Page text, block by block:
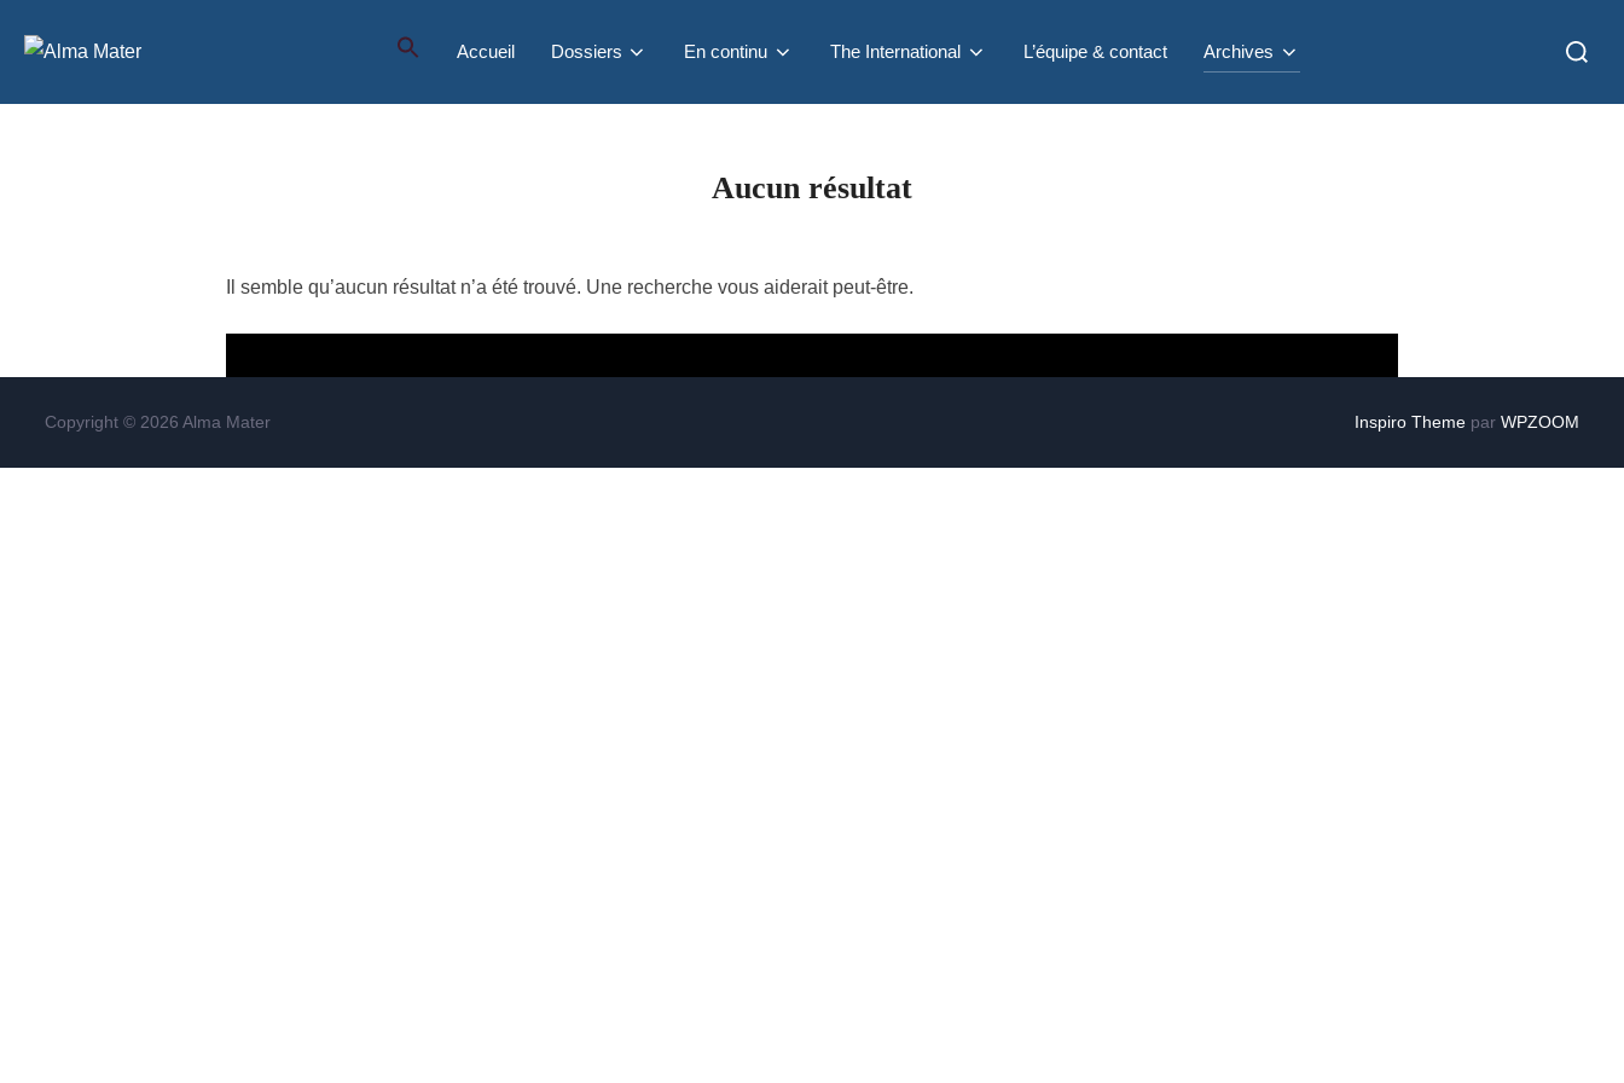
Accueil Dossiers En continu The International L’équipe & contact Archives
Aucun résultat
Il semble qu’aucun résultat n’a été trouvé. Une recherche vous aiderait peut-être.
Copyright © 2026 Alma Mater Inspiro Theme par WPZOOM